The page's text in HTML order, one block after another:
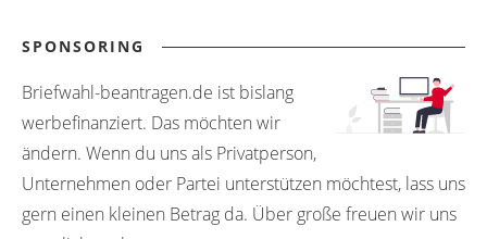
SPONSORING
Briefwahl-beantragen.de ist bislang
werbefinanziert. Das möchten wir
ändern. Wenn du uns als Privatperson,
Unternehmen oder Partei unterstützen möchtest, lass uns
gern einen kleinen Betrag da. Über große freuen wir uns